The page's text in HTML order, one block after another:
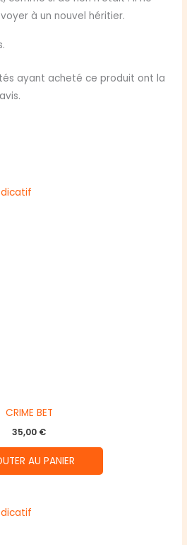
à un nouvel héritier.
ayant acheté ce produit ont la
CRIME BET
35,00 €
AU PANIER